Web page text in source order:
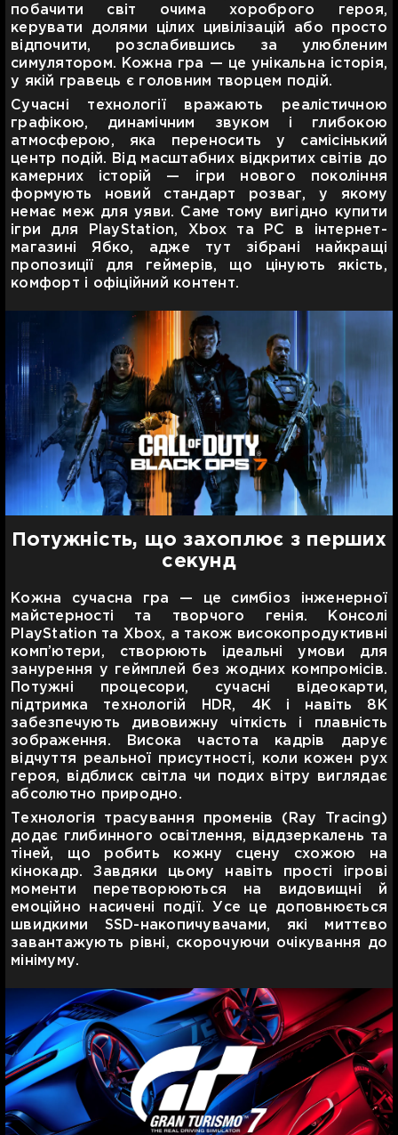
побачити світ очима хороброго героя,
керувати долями цілих цивілізацій або просто
відпочити, розслабившись за улюбленим
симулятором. Кожна гра — це унікальна історія,
у якій гравець є головним творцем подій.
Сучасні технології вражають реалістичною
графікою, динамічним звуком і глибокою
атмосферою, яка переносить у самісінький
центр подій. Від масштабних відкритих світів до
камерних історій — ігри нового покоління
формують новий стандарт розваг, у якому
немає меж для уяви. Саме тому вигідно купити
ігри для PlayStation, Xbox та PC в інтернет-
магазині Ябко, адже тут зібрані найкращі
пропозиції для геймерів, що цінують якість,
комфорт і офіційний контент.
Потужність, що захоплює з перших
секунд
Кожна сучасна гра — це симбіоз інженерної
майстерності та творчого генія. Консолі
PlayStation та Xbox, а також високопродуктивні
комп’ютери, створюють ідеальні умови для
занурення у геймплей без жодних компромісів.
Потужні процесори, сучасні відеокарти,
підтримка технологій HDR, 4K і навіть 8K
забезпечують дивовижну чіткість і плавність
зображення. Висока частота кадрів дарує
відчуття реальної присутності, коли кожен рух
героя, відблиск світла чи подих вітру виглядає
абсолютно природно.
Технологія трасування променів (Ray Tracing)
додає глибинного освітлення, віддзеркалень та
тіней, що робить кожну сцену схожою на
кінокадр. Завдяки цьому навіть прості ігрові
моменти перетворюються на видовищні й
емоційно насичені події. Усе це доповнюється
швидкими SSD-накопичувачами, які миттєво
завантажують рівні, скорочуючи очікування до
мінімуму.